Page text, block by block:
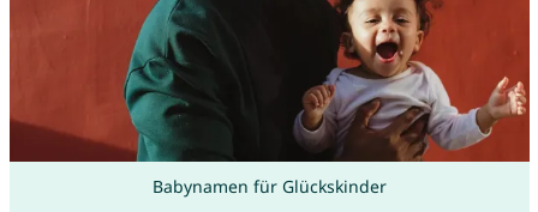
Babynamen für Glückskinder